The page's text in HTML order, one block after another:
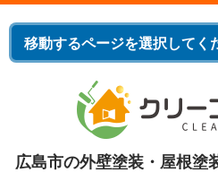
広島市の外壁塗装・屋根塗